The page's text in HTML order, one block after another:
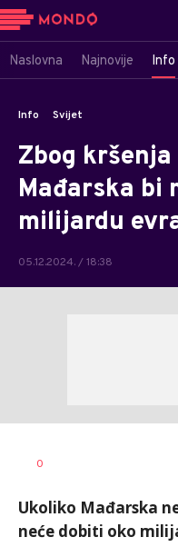
Naslovna Najnovije Info
Info Svijet
Zbog
Mađarska bi
milijardu
05.12.2024. / 18:38
AUTOR
0
Ukoliko Mađarska
neće dobiti oko